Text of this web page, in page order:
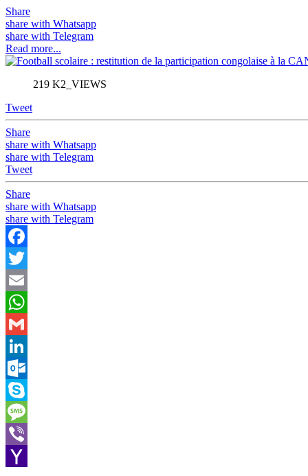
Share
share with Whatsapp
share with Telegram
Read more...
219 K2_VIEWS
Tweet
Share
share with Whatsapp
share with Telegram
Tweet
Share
share with Whatsapp
share with Telegram
Facebook
Twitter
Email
WhatsApp
Gmail
LinkedIn
Outlook.com
Skype
Message
Viber